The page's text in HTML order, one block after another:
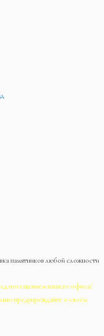
памятников любой сложности
посещением нашего офиса/
предупреждайте о своём